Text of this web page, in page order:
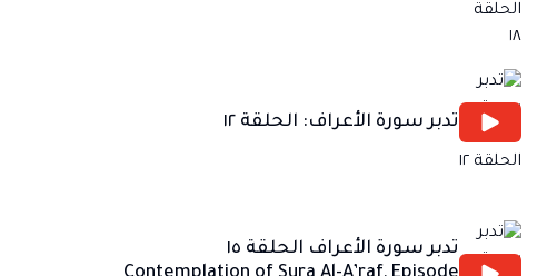
تدبر سورة الأعراف: الحلقة ١٢
تدبر سورة الأعراف الحلقة ١٥